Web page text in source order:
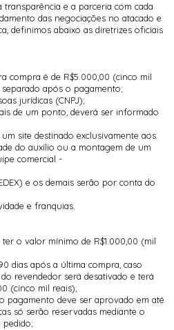
transparência e a parceria com cada
das negociações no atacado e
definimos abaixo as diretrizes oficiais
compra é de R$5.000,00 (cinco mil
após o pagamento;
jurídicas (CNPJ);
de um ponto, deverá ser informado
site destinado exclusivamente aos
do auxílio ou a montagem de um
comercial -
e os demais serão por conta do
e franquias.
o valor mínimo de R$1.000,00 (mil
dias após a última compra, caso
revendedor será desativado e terá
(cinco mil reais);
pagamento deve ser aprovado em até
só serão reservadas mediante o
pedido;